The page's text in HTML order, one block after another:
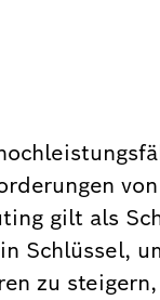
gilt als
Schlüssel,
zu